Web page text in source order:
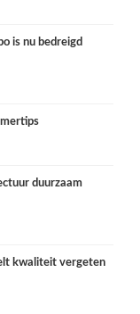
is nu bedreigd
duurzaam
kwaliteit vergeten